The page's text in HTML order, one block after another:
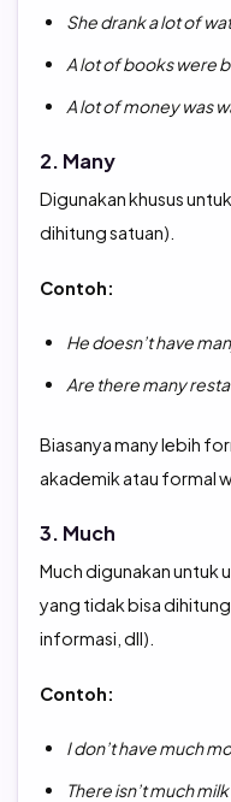
She drank a lot of
A lot of books were
A lot of money was
2. Many
Digunakan khusus
dihitung satuan).
Contoh:
He doesn’t have
Are there many
Biasanya many lebih
akademik atau formal
3. Much
Much digunakan untuk
yang tidak bisa dihitung
informasi, dll).
Contoh:
I don’t have much
There isn’t much